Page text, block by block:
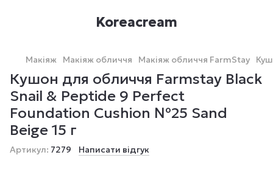
Koreacream
Макіяж Макіяж обличчя Макіяж обличчя FarmStay
Кушон для обличчя Farmstay Black
Snail & Peptide 9 Perfect
Foundation Cushion №25 Sand
Beige 15 г
Артикул: 7279 Написати відгук